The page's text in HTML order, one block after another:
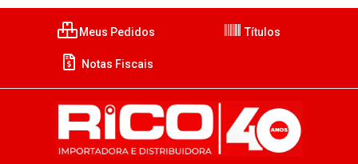
Meus Pedidos Títulos
Notas Fiscais